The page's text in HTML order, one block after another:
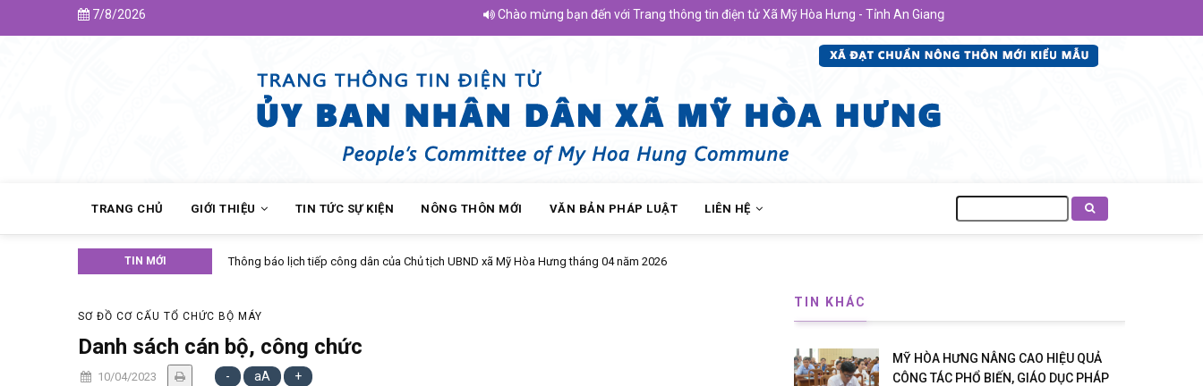
7/8/2026 Chào mừng bạn đến với Trang thông tin điện tử Xã Mỹ Hòa Hưng - Tỉnh An Giang
NAVIGATION
TRANG CHỦ GIỚI THIỆU TIN TỨC SỰ KIỆN NÔNG THÔN MỚI VĂN BẢN PHÁP LUẬT LIÊN HỆ
kiếm
TIN MỚI Thông báo lịch tiếp công dân của Chủ tịch UBND xã Mỹ Hòa Hưng tháng 04 năm 2026
SƠ ĐỒ CƠ CẤU TỔ CHỨC BỘ MÁY
Danh sách cán bộ, công chức
10/04/2023 - aA +
TIN KHÁC
MỸ HÒA HƯNG NÂNG CAO HIỆU QUẢ
CÔNG TÁC PHỔ BIẾN, GIÁO DỤC PHÁP